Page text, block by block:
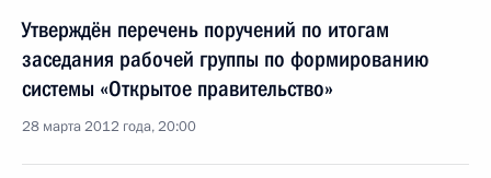
Утверждён перечень поручений по итогам
заседания рабочей группы по формированию
системы «Открытое правительство»
28 марта 2012 года, 20:00